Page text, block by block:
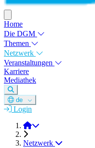
Home
Die DGM
Themen
Netzwerk
Veranstaltungen
Karriere
Mediathek
de
Login
DGM e.V.
Netzwerk